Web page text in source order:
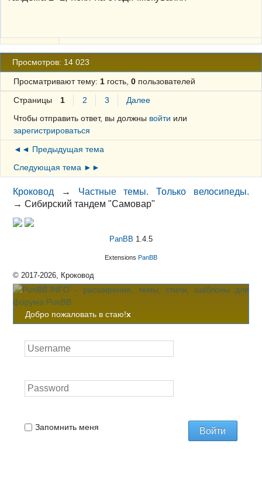
Просмотров: 14 023
Просматривают тему: 1гость, 0пользователей
Страницы 1 2 3
Далее
Чтобы отправить ответ, вы должны войти или
зарегистрироваться
◄◄ Предыдущая тема
Следующая тема ►►
Кроковод → Частные темы. Только велосипеды.
→Сибирский тандем "Самовар"
PanBB 1.4.5
Extensions PanBB
© 2017-2026, Кроковод
Добро пожаловать в стаю!x
Запомнить меня